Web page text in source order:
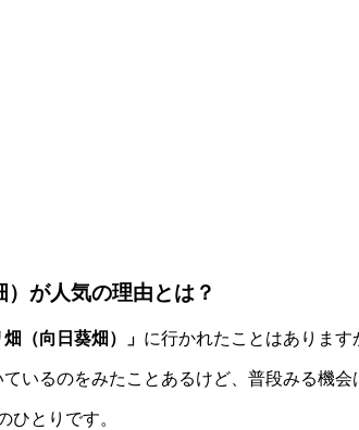
が人気の理由とは？
畑（向日葵畑）」 に行かれたことはあります
いるのをみたことあるけど、普段みる機
ひとりです。